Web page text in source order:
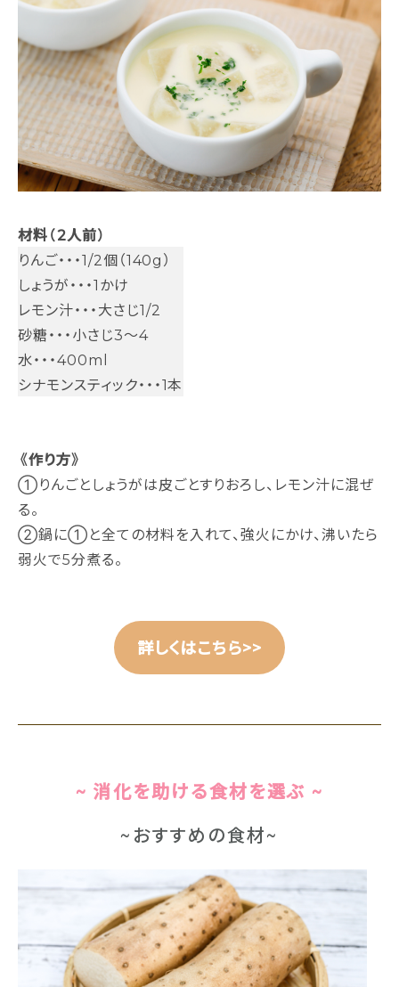
材料（2人前）
りんご・・・1/2個（140g）
しょうが・・・1かけ
レモン汁・・・大さじ1/2
砂糖・・・小さじ3～4
水・・・400ml
シナモンスティック・・・1本
《作り方》
①りんごとしょうがは皮ごとすりおろし、レモン汁に混ぜ
る。
②鍋に①と全ての材料を入れて、強火にかけ、沸いたら
弱火で5分煮る。
詳しくはこちら>>
~ 消化を助ける食材を選ぶ ~
~おすすめの食材~